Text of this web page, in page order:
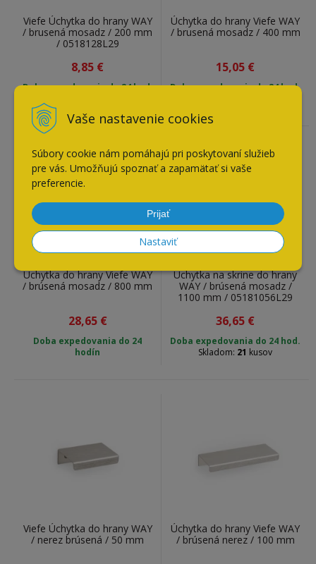
Vaše nastavenie cookies
Súbory cookie nám pomáhajú pri poskytovaní služieb
pre vás. Umožňujú spoznať a zapamätať si vaše
preferencie.
Prijať
Nastaviť
Viefe Úchytka do hrany WAY
/ brusená mosadz / 200 mm
/ 0518128L29
8,85 €
Doba expedovania do 24 hod.
Úchytka do hrany Viefe WAY
/ brusená mosadz / 400 mm
15,05 €
Doba expedovania do 24 hod.
Úchytka do hrany Viefe WAY
/ brúsená mosadz / 800 mm
28,65 €
Doba expedovania do 24
hodín
Úchytka na skrine do hrany
WAY / brúsená mosadz /
1100 mm / 05181056L29
36,65 €
Doba expedovania do 24 hod.
Skladom: 21 kusov
Viefe Úchytka do hrany WAY
/ nerez brúsená / 50 mm
Úchytka do hrany Viefe WAY
/ brúsená nerez / 100 mm